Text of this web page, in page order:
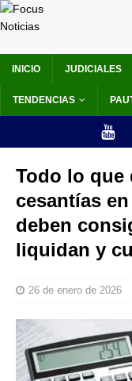
INICIO JUDICIALES
TENDENCIAS
Todo lo que
cesantías
deben
liquidan y
26 de enero de 2026